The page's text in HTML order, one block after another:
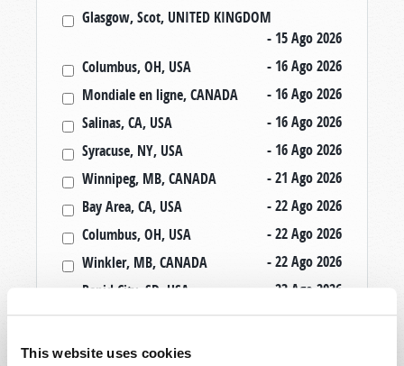
This website uses cookies
Glasgow, Scot, UNITED KINGDOM
- 15 Ago 2026
Columbus, OH, USA
- 16 Ago 2026
Mondiale en ligne, CANADA
- 16 Ago 2026
Salinas, CA, USA
- 16 Ago 2026
Syracuse, NY, USA
- 16 Ago 2026
Winnipeg, MB, CANADA
- 21 Ago 2026
Bay Area, CA, USA
- 22 Ago 2026
Columbus, OH, USA
- 22 Ago 2026
Winkler, MB, CANADA
- 22 Ago 2026
Rapid City, SD, USA
- 23 Ago 2026
Salinas, CA, USA
- 23 Ago 2026
Cincinnati, OH, USA